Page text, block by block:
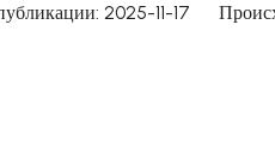
2025-11-17